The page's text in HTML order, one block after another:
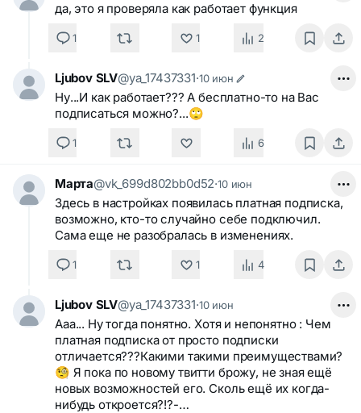
да, это я проверяла как работает функция
1 1 2
Ljubov SLV@ya_17437331·10 июн
Ну...И как работает??? А бесплатно-то на Вас
подписаться можно?...🙄
1 6
Марта@vk_699d802bb0d52·10 июн
Здесь в настройках появилась платная подписка,
возможно, кто-то случайно себе подключил.
Сама еще не разобралась в изменениях.
1 1 4
Ljubov SLV@ya_17437331·10 июн
Ааа... Ну тогда понятно. Хотя и непонятно : Чем
платная подписка от просто подписки
отличается???Какими такими преимуществами?
🧐 Я пока по новому твитти брожу, не зная ещё
новых возможностей его. Сколь ещё их когда-
нибудь откроется?!?-…